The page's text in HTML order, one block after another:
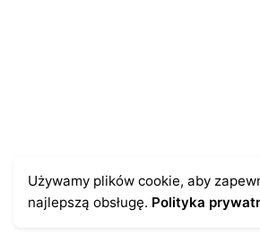
Używamy plików cookie, aby
najlepszą obsługę. Polityka